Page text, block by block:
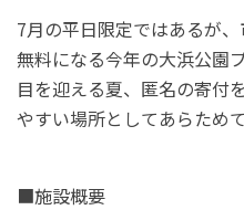
7月の平日限定ではあるが
無料になる今年の大浜公園
目を迎える夏、匿名の寄付
やすい場所としてあらため
■施設概要